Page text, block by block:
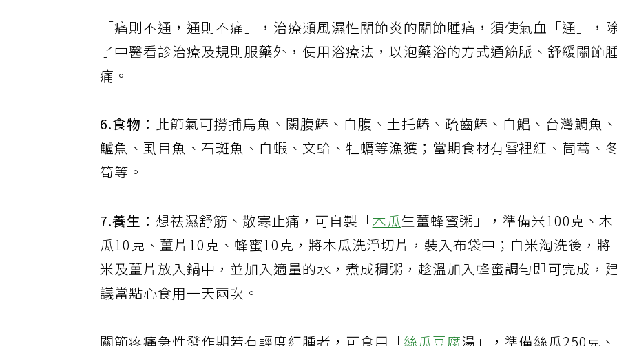
「痛則不通，通則不痛」，治療類風濕性關節炎的關節腫痛，須使氣血「通」，
了中醫看診治療及規則服藥外，使用浴療法，以泡藥浴的方式通筋脈、舒緩關節
痛。
6.食物： 此節氣可撈捕烏魚、闊腹鰆、白腹、土托鰆、疏齒鰆、白鯧、台灣鯛魚、
鱸魚、虱目魚、石斑魚、白蝦、文蛤、牡蠣等漁獲；當期食材有雪裡紅、茼蒿、冬
筍等。
7.養生： 想祛濕舒筋、散寒止痛，可自製「木瓜生薑蜂蜜粥」，準備米100克、木
瓜10克、薑片10克、蜂蜜10克，將木瓜洗淨切片，裝入布袋中；白米淘洗後，將
米及薑片放入鍋中，並加入適量的水，煮成稠粥，趁溫加入蜂蜜調勻即可完成，
議當點心食用一天兩次。